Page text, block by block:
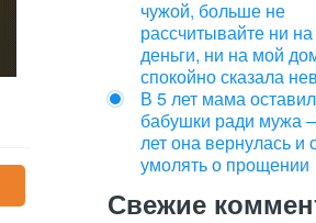
чужой, больше не
рассчитывайте ни
деньги, ни на мой
спокойно сказала
В 5 лет мама
бабушки ради мужа
лет она вернулась и
умолять о прощении
Свежие